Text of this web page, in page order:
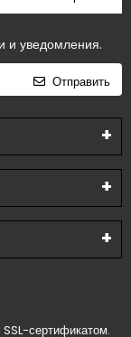
и уведомления.
Отправить
сертификатом.